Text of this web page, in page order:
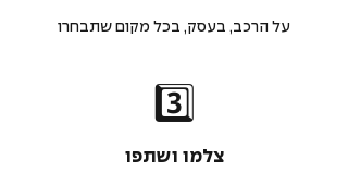
על הרכב, בעסק, בכל מקום שתבחרו
3️⃣
צלמו ושתפו